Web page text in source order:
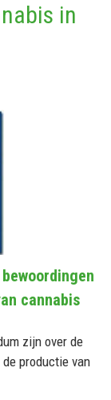
in
cannabis
zijn over de
productie van